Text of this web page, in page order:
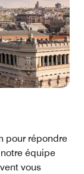
pour répondre
équipe
vous